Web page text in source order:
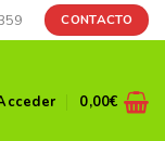
CONTACTO
0,00€